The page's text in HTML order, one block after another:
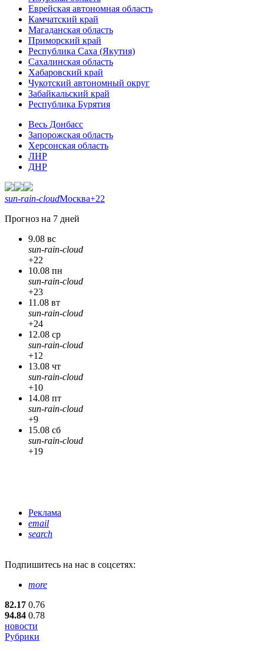
Еврейская автономная область
Камчатский край
Магаданская область
Приморский край
Республика Саха (Якутия)
Сахалинская область
Хабаровский край
Чукотский автономный округ
Забайкальский край
Республика Бурятия
Весь Донбасс
Запорожская область
Херсонская область
ЛНР
ДНР
sun-rain-cloudМосква+22
Прогноз на 7 дней
9.08 вс
sun-rain-cloud
+22
10.08 пн
sun-rain-cloud
+23
11.08 вт
sun-rain-cloud
+24
12.08 ср
sun-rain-cloud
+12
13.08 чт
sun-rain-cloud
+10
14.08 пт
sun-rain-cloud
+9
15.08 сб
sun-rain-cloud
+19
Реклама
email
search
Подпишитесь на нас в соцсетях:
more
82.17 0.76
94.84 0.78
новости
Рубрики